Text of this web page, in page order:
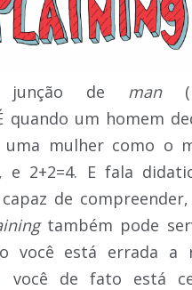
de man
quando um homem
mulher como o
2+2=4. E fala
de
também pode
você está errada a
você de fato está